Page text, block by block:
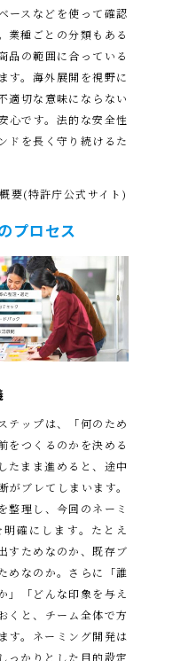
ースなどを使って確認
業種ごとの分類もある
品の範囲に合っている
す。海外展開を視野に
適切な意味にならない
心です。法的な安全性
ドを長く守り続けるた
要(特許庁公式サイト)
プロセス
テップは、「何のため
をつくるのかを決める
たまま進めると、途中
がブレてしまいます。
整理し、今回のネーミ
確にします。たとえ
すためなのか、既存ブ
めなのか。さらに「誰
」「どんな印象を与え
くと、チーム全体で方
す。ネーミング開発は
っかりとした目的設定